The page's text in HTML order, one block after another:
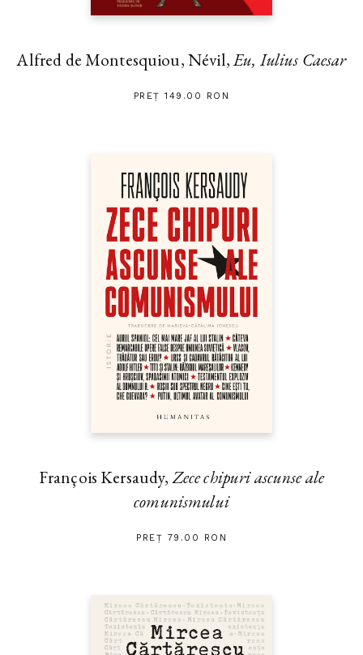
Alfred de Montesquiou, Névil,Eu, Iulius Caesar
PREȚ 149.00 RON
François Kersaudy,Zece chipuri ascunse ale
comunismului
PREȚ 79.00 RON